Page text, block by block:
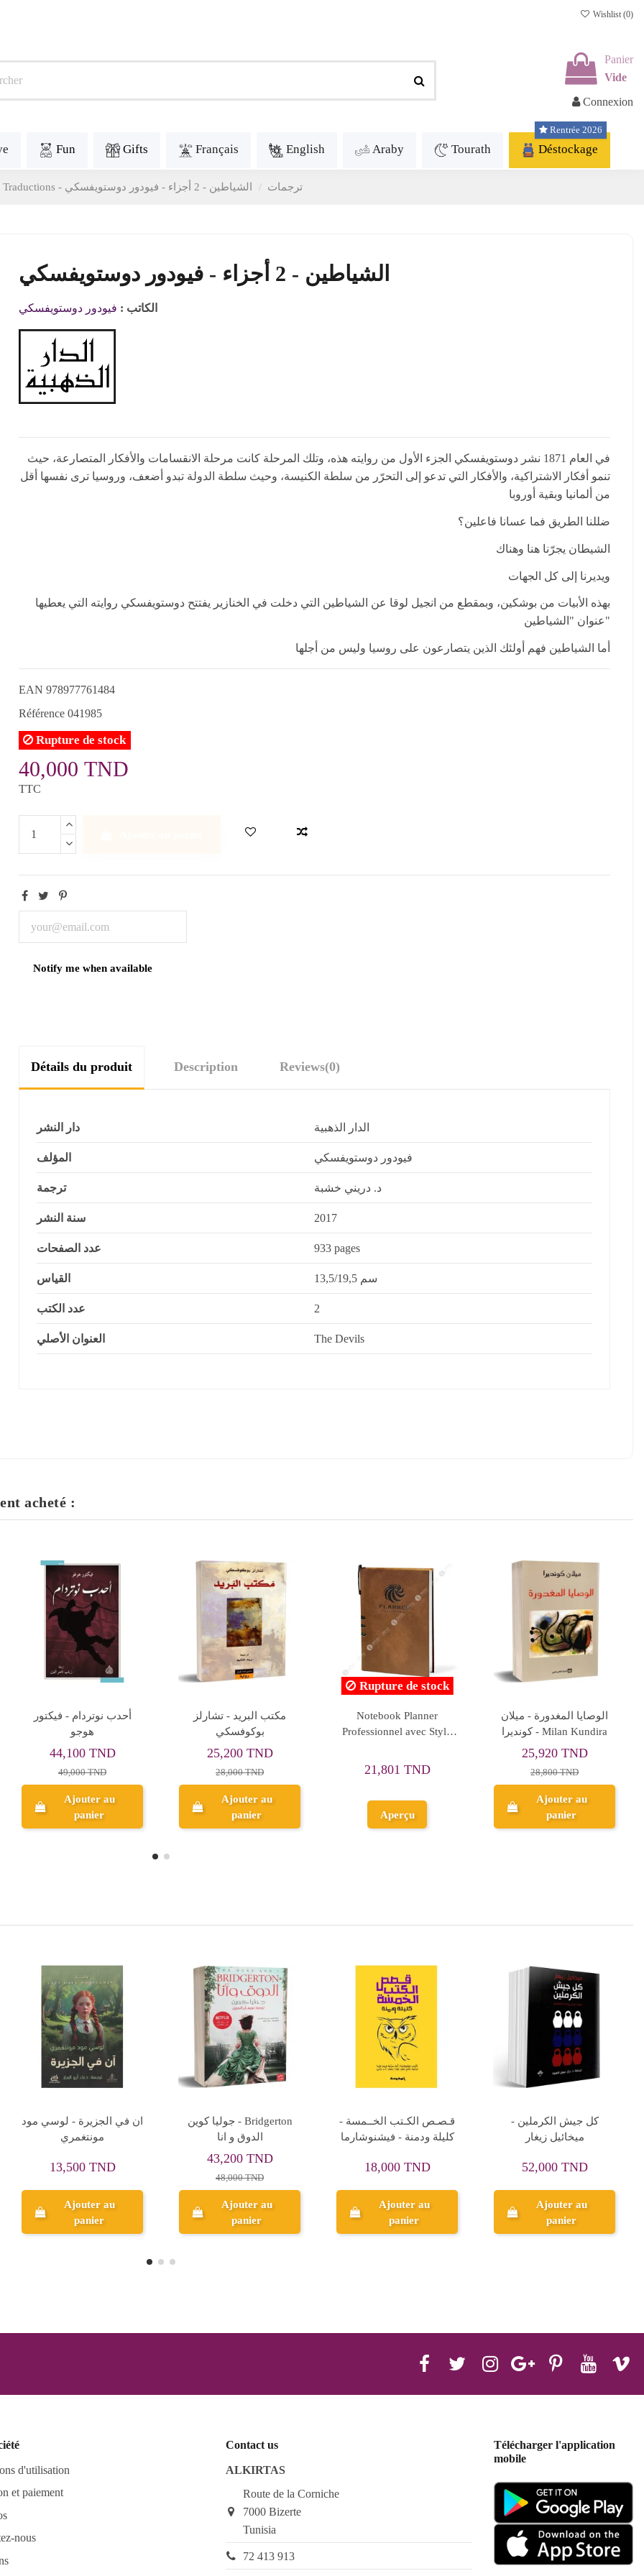
Wishlist (0)
Panier
Vide
Connexion
Fun Gifts Français English Araby Tourath Déstockage
Rentrée 2026
Traductions - ترجمات الشياطين - 2 أجزاء - فيودور دوستويفسكي
الشياطين - 2 أجزاء - فيودور دوستويفسكي
الكاتب : فيودور دوستويفسكي
في العام 1871 نشر دوستويفسكي الجزء الأول من روايته هذه، وتلك المرحلة كانت مرحلة الانقسامات والأفكار المتصارعة، حيث
تنمو أفكار الاشتراكية، والأفكار التي تدعو إلى التحرّر من سلطة الكنيسة، وحيث سلطة الدولة تبدو أضعف، وروسيا ترى نفسها أقل
من ألمانيا وبقية أوروبا
ضللنا الطريق فما عسانا فاعلين؟
الشيطان يجرّنا هنا وهناك
ويديرنا إلى كل الجهات
بهذه الأبيات من بوشكين، وبمقطع من انجيل لوقا عن الشياطين التي دخلت في الخنازير يفتتح دوستويفسكي روايته التي يعطيها
عنوان "الشياطين"
أما الشياطين فهم أولئك الذين يتصارعون على روسيا وليس من أجلها
EAN 978977761484
Référence 041985
Rupture de stock
40,000 TND
TTC
Détails du produit Description Reviews(0)
دار النشر الدار الذهبية
المؤلف فيودور دوستويفسكي
ترجمة د. دريني خشبة
سنة النشر 2017
عدد الصفحات 933 pages
القياس 13,5/19,5 سم
عدد الكتب 2
العنوان الأصلي The Devils
acheté :
Rupture de stock
Notebook Planner
Professionnel avec Stylo
Intégré
21,801 TND
Aperçu
الوصايا المغدورة - ميلان
كونديرا - Milan Kundira
25,920 TND
28,800 TND
Ajouter au
panier
Rupture de stock
LE NOM DE LA ROSE
45,800 TND
Aperçu
Rupture de stock
Le Château - Franz Kafka
37,240 TND
39,200 TND
Aperçu
كل صيف تلاه - كارلي
فورتشن
39,600 TND
Ajouter au
panier
Rupture de stock
المزحة
31,230 TND
34,700 TND
Aperçu
بحث في الاقتصاد العادل -
بيار كالام
20,000 TND
Ajouter au
panier
Rupture de stock
اعلان عن جريمة - اجاتا
كريستي
28,350 TND
Aperçu
d'utilisation
et paiement
nous
Contact us
ALKIRTAS
Route de la Corniche
7000 Bizerte
Tunisia
72 413 913
Télécharger l'application
mobile